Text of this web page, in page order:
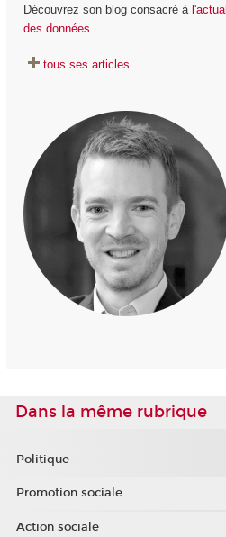
Découvrez son blog consacré à
des données
tous ses articles
Dans la même rubrique
Politique
Promotion sociale
Action sociale